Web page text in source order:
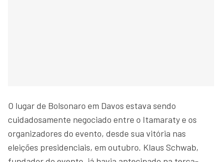
O lugar de Bolsonaro em Davos estava sendo
cuidadosamente negociado entre o Itamaraty e os
organizadores do evento, desde sua vitória nas
eleições presidenciais, em outubro. Klaus Schwab,